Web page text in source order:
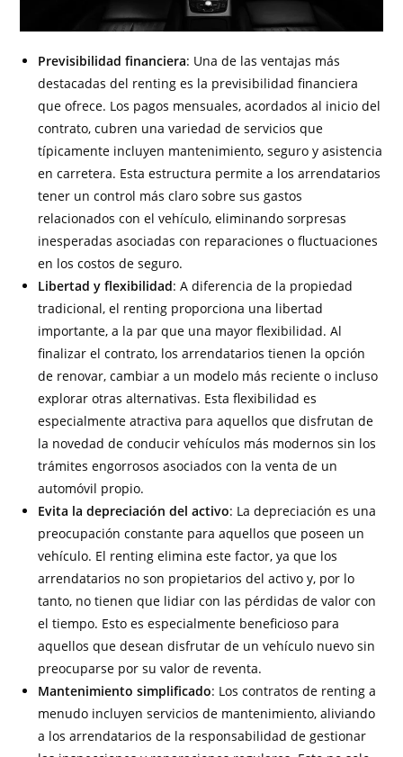
Previsibilidad financiera: Una de las ventajas más
destacadas del renting es la previsibilidad financiera
que ofrece. Los pagos mensuales, acordados al inicio del
contrato, cubren una variedad de servicios que
típicamente incluyen mantenimiento, seguro y asistencia
en carretera. Esta estructura permite a los arrendatarios
tener un control más claro sobre sus gastos
relacionados con el vehículo, eliminando sorpresas
inesperadas asociadas con reparaciones o fluctuaciones
en los costos de seguro.
Libertad y flexibilidad: A diferencia de la propiedad
tradicional, el renting proporciona una libertad
importante, a la par que una mayor flexibilidad. Al
finalizar el contrato, los arrendatarios tienen la opción
de renovar, cambiar a un modelo más reciente o incluso
explorar otras alternativas. Esta flexibilidad es
especialmente atractiva para aquellos que disfrutan de
la novedad de conducir vehículos más modernos sin los
trámites engorrosos asociados con la venta de un
automóvil propio.
Evita la depreciación del activo: La depreciación es una
preocupación constante para aquellos que poseen un
vehículo. El renting elimina este factor, ya que los
arrendatarios no son propietarios del activo y, por lo
tanto, no tienen que lidiar con las pérdidas de valor con
el tiempo. Esto es especialmente beneficioso para
aquellos que desean disfrutar de un vehículo nuevo sin
preocuparse por su valor de reventa.
Mantenimiento simplificado: Los contratos de renting a
menudo incluyen servicios de mantenimiento, aliviando
a los arrendatarios de la responsabilidad de gestionar